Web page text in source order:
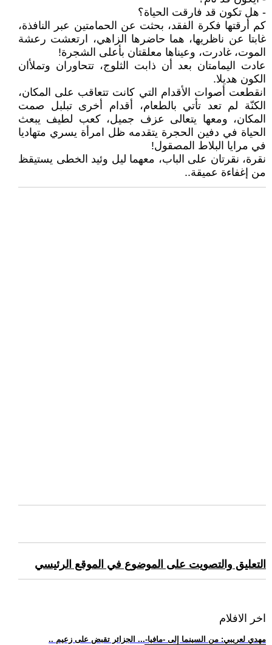
- هل تكون قد فارقت الحياة؟
كم أرقتها فكرة الفقد، بحثت عن الحمامتين عبر النافذة،
غابتا عن ناظريها، هما حاضرها الزاهي، ارتعشت رعشة
الموت، غادرت، وعيناها معلقتان بأعلى الشجرة!
عادت اليمامتان بعد أن ذابت الثلوج، تتحاوران وتملأان
الكون هديلا.
انقطعت أصوات الأقدام التي كانت تتعاقب على المكان،
الكنّة لم تعد تأتي بالطعام، أقدام أخرى تبلبل صمت
المكان، ومعها يتعالى عزف جميل، كعب لطيف يبعث
الحياة في دفين الحجرة يتقدمه ظل امرأة يسري متهاديا
في مرايا البلاط المصقول!
نقرة، نقرتان على الباب، معهما ليل وئيد الخطى يستيقظ
من إغفاءة عميقة..
التعليق والتصويت على الموضوع في الموقع الرئيسي
اخر الافلام
.. مهدي لعريبي: من السينما إلى -مافيا-... الجزائر تقبض على زعيم